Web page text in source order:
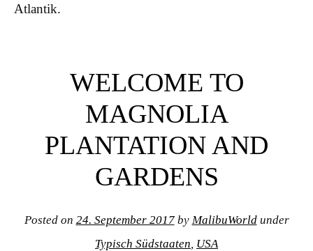
Atlantik.
WELCOME TO
MAGNOLIA
PLANTATION AND
GARDENS
Posted on 24. September 2017by MalibuWorldunder
Typisch Südstaaten USA